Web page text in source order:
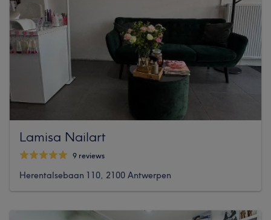
Lamisa Nailart
9 reviews
Herentalsebaan 110, 2100 Antwerpen